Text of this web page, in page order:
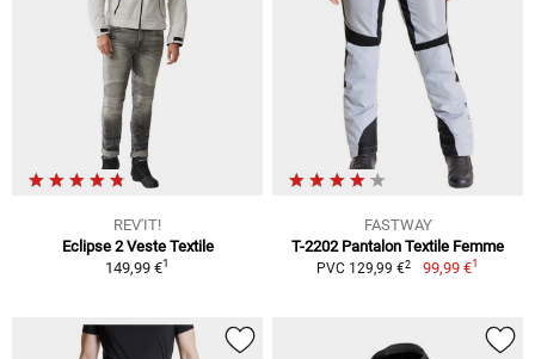
REV'IT!
Eclipse 2 Veste Textile
149,99 €1
FASTWAY
T-2202 Pantalon Textile Femme
PVC 129,99 €2 99,99 €1